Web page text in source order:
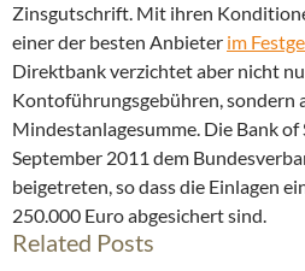
Zinsgutschrift. Mit ihren
einer der besten Anbieter im
Direktbank verzichtet aber nicht
Kontoführungsgebühren, sondern
Mindestanlagesumme. Die Bank
September 2011 dem
beigetreten, so dass die Einlagen
250.000 Euro abgesichert sind.
Related Posts